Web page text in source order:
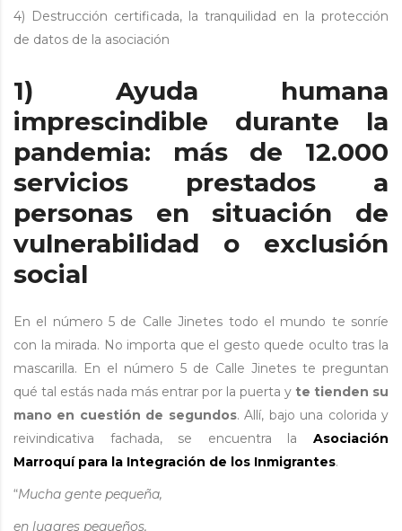
4) Destrucción certificada, la tranquilidad en la protección
de datos de la asociación
1) Ayuda humana
imprescindible durante la
pandemia: más de 12.000
servicios prestados a
personas en situación de
vulnerabilidad o exclusión
social
En el número 5 de Calle Jinetes todo el mundo te sonríe
con la mirada. No importa que el gesto quede oculto tras la
mascarilla. En el número 5 de Calle Jinetes te preguntan
qué tal estás nada más entrar por la puerta y te tienden su
mano en cuestión de segundos. Allí, bajo una colorida y
reivindicativa fachada, se encuentra la Asociación
Marroquí para la Integración de los Inmigrantes.
“Mucha gente pequeña,
en lugares pequeños,